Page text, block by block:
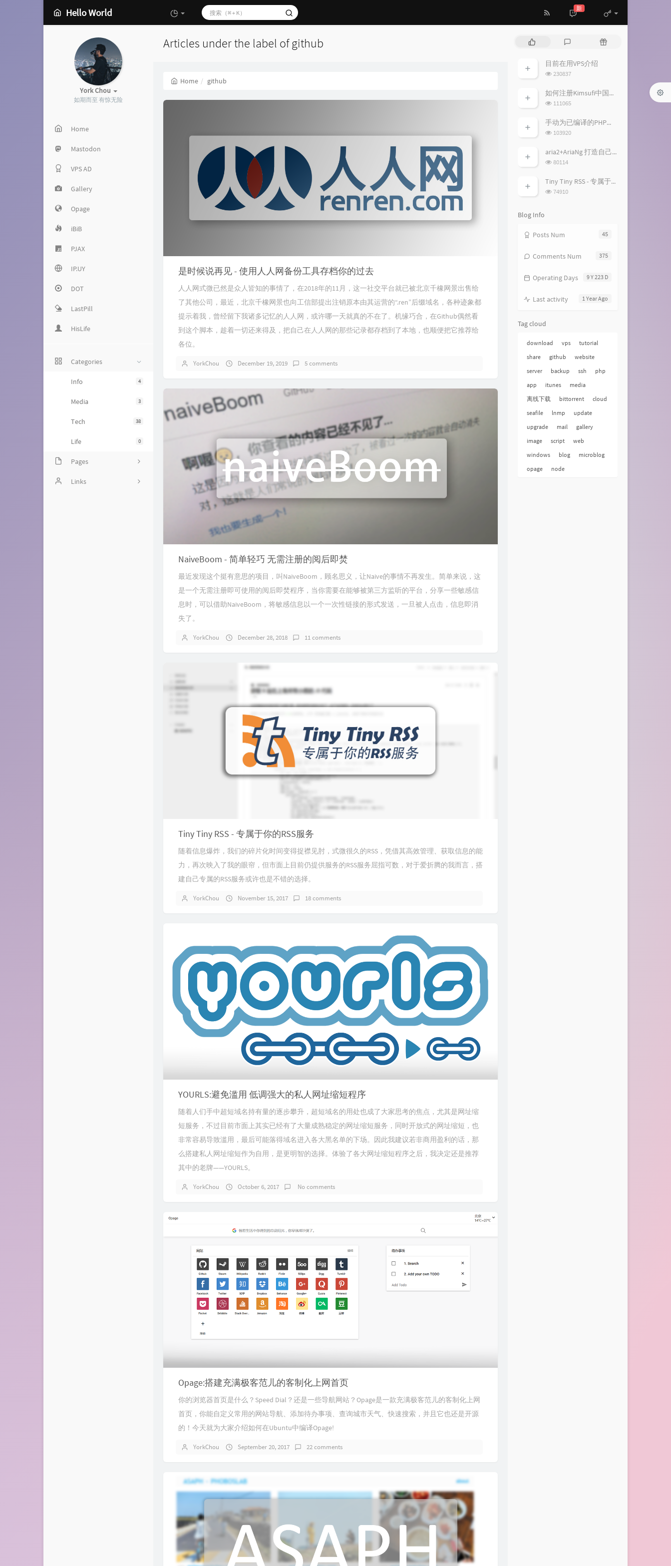
Hello World 新
York Chou
如期而至 有惊无险
Home
Mastodon
VPS AD
Gallery
Opage
iBiB
PJAX
IP.UY
DOT
LastPill
HisLife
Categories
4
Info
3
Media
38
Tech
0
Life
Pages
Guestbook
Links
Articles under the label of github
Home github
是时候说再见 - 使用人人网备份工具存档你的过去
人人网式微已然是众人皆知的事情了，在2018年的11月，这一社交平台就已被北京千橡网景出售给
了其他公司，最近，北京千橡网景也向工信部提出注销原本由其运营的“.ren”后缀域名，各种迹象都
提示着我，曾经留下我诸多记忆的人人网，或许哪一天就真的不在了。机缘巧合，在Github偶然看
到这个脚本，趁着一切还来得及，把自己在人人网的那些记录都存档到了本地，也顺便把它推荐给
各位。
YorkChou December 19, 2019 5 comments
NaiveBoom - 简单轻巧 无需注册的阅后即焚
最近发现这个挺有意思的项目，叫NaiveBoom，顾名思义，让Naive的事情不再发生。简单来说，这
是一个无需注册即可使用的阅后即焚程序，当你需要在能够被第三方监听的平台，分享一些敏感信
息时，可以借助NaiveBoom，将敏感信息以一个一次性链接的形式发送，一旦被人点击，信息即消
失了。
YorkChou December 28, 2018 11 comments
Tiny Tiny RSS - 专属于你的RSS服务
随着信息爆炸，我们的碎片化时间变得捉襟见肘，式微很久的RSS，凭借其高效管理、获取信息的能
力，再次映入了我的眼帘，但市面上目前仍提供服务的RSS服务屈指可数，对于爱折腾的我而言，搭
建自己专属的RSS服务或许也是不错的选择。
YorkChou November 15, 2017 18 comments
YOURLS:避免滥用 低调强大的私人网址缩短程序
随着人们手中超短域名持有量的逐步攀升，超短域名的用处也成了大家思考的焦点，尤其是网址缩
短服务，不过目前市面上其实已经有了大量成熟稳定的网址缩短服务，同时开放式的网址缩短，也
非常容易导致滥用，最后可能落得域名进入各大黑名单的下场。因此我建议若非商用盈利的话，那
么搭建私人网址缩短作为自用，是更明智的选择。体验了各大网址缩短程序之后，我决定还是推荐
其中的老牌——YOURLS。
YorkChou October 6, 2017 No comments
Opage:搭建充满极客范儿的客制化上网首页
你的浏览器首页是什么？Speed Dial？还是一些导航网站？Opage是一款充满极客范儿的客制化上网
首页，你能自定义常用的网站导航、添加待办事项、查询城市天气、快速搜索，并且它也还是开源
的！今天就为大家介绍如何在Ubuntu中编译Opage!
YorkChou September 20, 2017 22 comments
l
a
t
e
t
c
m
m
n
R
m
t
l
目前在用VPS介绍
浏
次
数:
230837
如何注册Kimsufi中国账户并免税购买特价独服
浏
次
数:
111065
手动为已编译的PHP加入fileinfo扩展模块
浏
次
103920
aria2+AriaNg 打造自己的离线下载/云播平台
浏
次
数:
80114
Tiny Tiny RSS - 专属于你的RSS服务
浏
74910
Blog Info
45
Posts Num
375
Comments Num
9 Y 223 D
Operating Days
1 Year Ago
Last activity
Tag cloud
download vps
tutorial
share
github
website
server
backup ssh
php
app
itunes
media
离线下载
bittorrent
cloud
seafile
lnmp
update
upgrade
mail
gallery
image
script
web
windows
blog
microblog
opage
node